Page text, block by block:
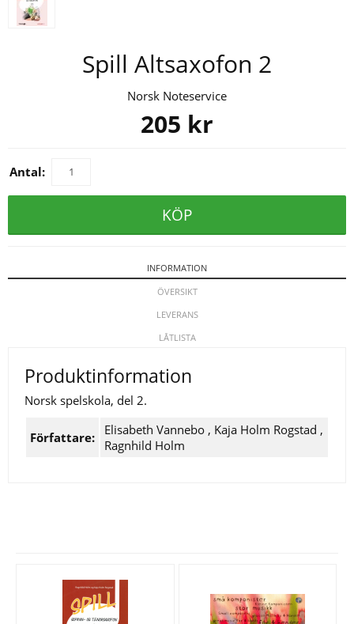
Spill Altsaxofon 2
Norsk Noteservice
205 kr
Antal:
KÖP
INFORMATION
ÖVERSIKT
LEVERANS
LÅTLISTA
Produktinformation
Norsk spelskola, del 2.
Författare: Elisabeth Vannebo , Kaja Holm Rogstad ,
Ragnhild Holm